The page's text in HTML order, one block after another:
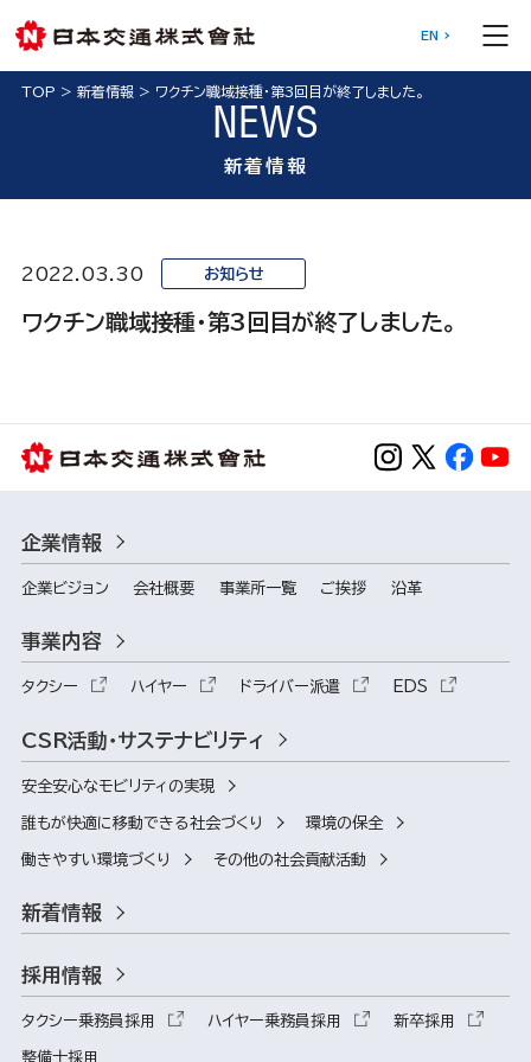
EN
TOP > 新着情報> ワクチン職域接種・第3回目が終了しました。
NEWS
新着情報
2022.03.30 お知らせ
ワクチン職域接種・第3回目が終了しました。
企業情報
企業ビジョン 会社概要 事業所一覧 ご挨拶 沿革
事業内容
タクシー ハイヤー ドライバー派遣 EDS
CSR活動・サステナビリティ
安全安心なモビリティの実現
誰もが快適に移動できる社会づくり 環境の保全
働きやすい環境づくり その他の社会貢献活動
新着情報
採用情報
タクシー乗務員採用 ハイヤー乗務員採用 新卒採用
整備士採用